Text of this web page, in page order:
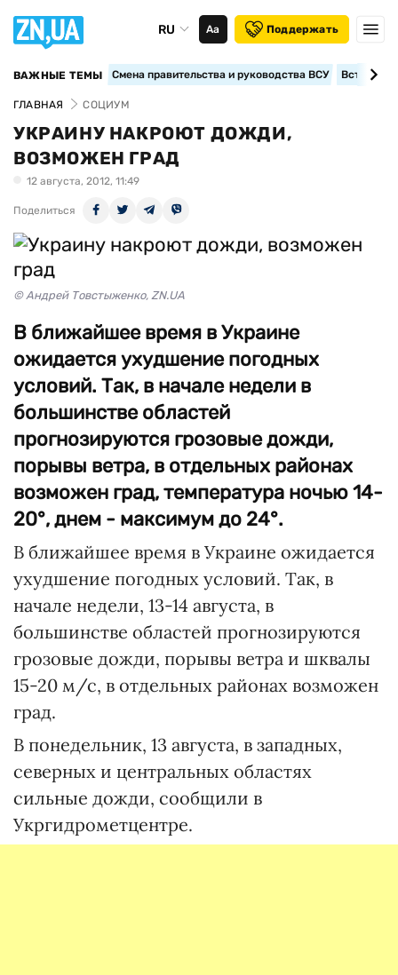
RU Аа Поддержать
ВАЖНЫЕ ТЕМЫ Смена правительства и руководства ВСУ
ГЛАВНАЯ СОЦИУМ
УКРАИНУ НАКРОЮТ ДОЖДИ,
ВОЗМОЖЕН ГРАД
12 августа, 2012, 11:49
Поделиться
© Андрей Товстыженко, ZN.UA
В ближайшее время в Украине
ожидается ухудшение погодных
условий. Так, в начале недели в
большинстве областей
прогнозируются грозовые дожди,
порывы ветра, в отдельных районах
возможен град, температура ночью 14-
20°, днем - максимум до 24°.
В ближайшее время в Украине ожидается
ухудшение погодных условий. Так, в
начале недели, 13-14 августа, в
большинстве областей прогнозируются
грозовые дожди, порывы ветра и шквалы
15-20 м/с, в отдельных районах возможен
град.
В понедельник, 13 августа, в западных,
северных и центральных областях
сильные дожди, сообщили в
Укргидрометцентре.